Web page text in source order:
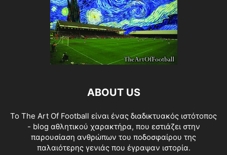
ABOUT US
Το The Art Of Football είναι ένας διαδικτυακός ιστότοπος
- blog αθλητικού χαρακτήρα, που εστιάζει στην
παρουσίαση ανθρώπων του ποδοσφαίρου της
παλαιότερης γενιάς που έγραψαν ιστορία.